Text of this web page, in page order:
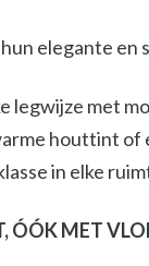
elegante en
legwijze met
houttint
in elke
ÓÓK MET